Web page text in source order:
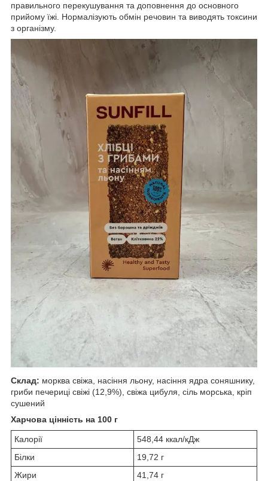
правильного перекушування та доповнення до основного
прийому їжі. Нормалізують обмін речовин та виводять токсини
з організму.
Склад: морква свіжа, насіння льону, насіння ядра соняшнику,
гриби печериці свіжі (12,9%), свіжа цибуля, сіль морська, кріп
сушений
Харчова цінність на 100 г
Калорії
548,44 ккал/кДж
Білки
19,72 г
Жири
41,74 г